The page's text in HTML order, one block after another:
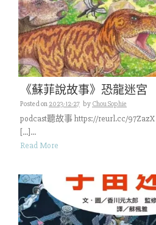
《蘇菲說故事》恐龍迷宮
Posted on 2023-12-27 by Chou Sophie
podcast聽故事 https://reurl.cc/
[…]...
Read More